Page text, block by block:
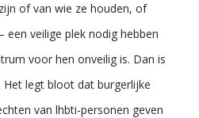
of van wie ze houden, of
een veilige plek nodig hebben
voor hen onveilig is. Dan is
legt bloot dat burgerlijke
van lhbti-personen geven